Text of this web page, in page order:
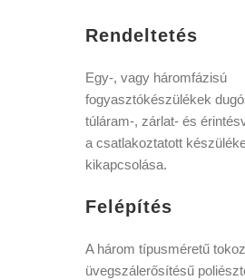
Rendeltetés
Egy-, vagy háromfázisú
fogyasztókészülékek
túláram-, zárlat- és
a csatlakoztatott
kikapcsolása.
Felépítés
A három típusméretű
üvegszálerősítésű